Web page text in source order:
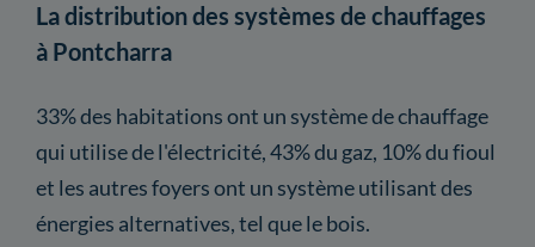
La distribution des systèmes de chauffages
à Pontcharra
33% des habitations ont un système de chauffage
qui utilise de l'électricité, 43% du gaz, 10% du fioul
et les autres foyers ont un système utilisant des
énergies alternatives, tel que le bois.